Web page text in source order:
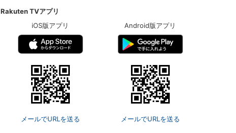
Rakuten TVアプリ
iOS版アプリ
メールでURLを送る
Android版アプリ
メールでURLを送る